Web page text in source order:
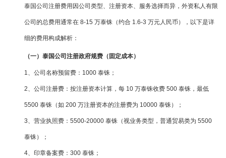
泰国公司注册费用因公司类型、注册资本、服务选择而异，外资私人有限
公司的总费用通常在 8-15 万泰铢（约合 1.6-3 万元人民币），以下是详
细的费用构成解析：
（一）泰国公司注册政府规费（固定成本）
1、公司名称预留费：1000 泰铢；
2、公司注册费：按注册资本计算，每 10 万泰铢收费 500 泰铢，最低
5500 泰铢（如 200 万注册资本的注册费为 10000 泰铢）；
3、营业执照费：5500-20000 泰铢（视业务类型，普通贸易类为 5500
泰铢）；
4、印章备案费：300 泰铢；